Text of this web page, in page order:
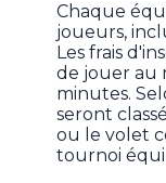
Chaque
joueurs,
Les frais
de jouer au
minutes.
seront
ou le volet
tournoi